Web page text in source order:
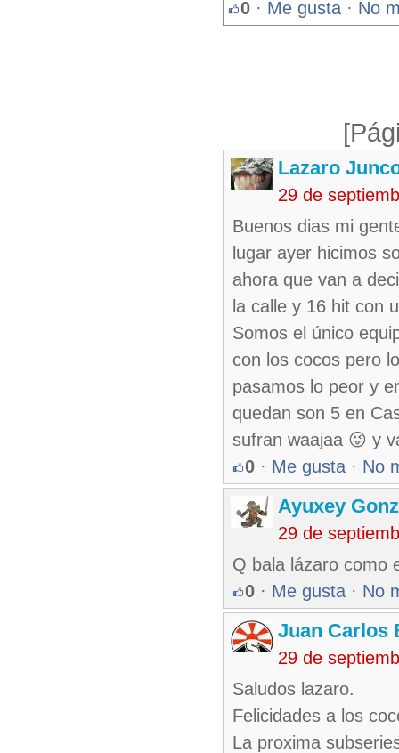
0 · Me gusta · No
Lazaro
29 de
Buenos dias mi
lugar ayer hicimos
ahora que van a
la calle y 16 hit con
Somos el único
con los cocos pero
pasamos lo peor y
quedan son 5 en
sufran waajaa 😜 y
0 · Me gusta · No
Ayuxey
29 de
Q bala lázaro como
0 · Me gusta · No
Juan Carlos
29 de
Saludos lazaro.
Felicidades a los
La proxima